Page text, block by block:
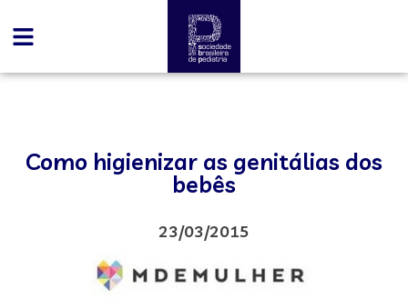
Como higienizar as genitálias dos
bebês
23/03/2015